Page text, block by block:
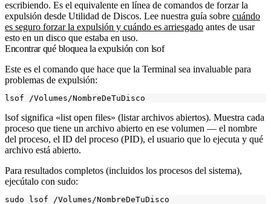
escribiendo. Es el equivalente en línea de comandos de forzar la
expulsión desde Utilidad de Discos. Lee nuestra guía sobre cuándo
es seguro forzar la expulsión y cuándo es arriesgado antes de usar
esto en un disco que estaba en uso.
Encontrar qué bloquea la expulsión con lsof
Este es el comando que hace que la Terminal sea invaluable para
problemas de expulsión:
lsofsignifica «list open files» (listar archivos abiertos). Muestra cada
proceso que tiene un archivo abierto en ese volumen — el nombre
del proceso, el ID del proceso (PID), el usuario que lo ejecuta y qué
archivo está abierto.
Para resultados completos (incluidos los procesos del sistema),
ejecútalo con sudo: